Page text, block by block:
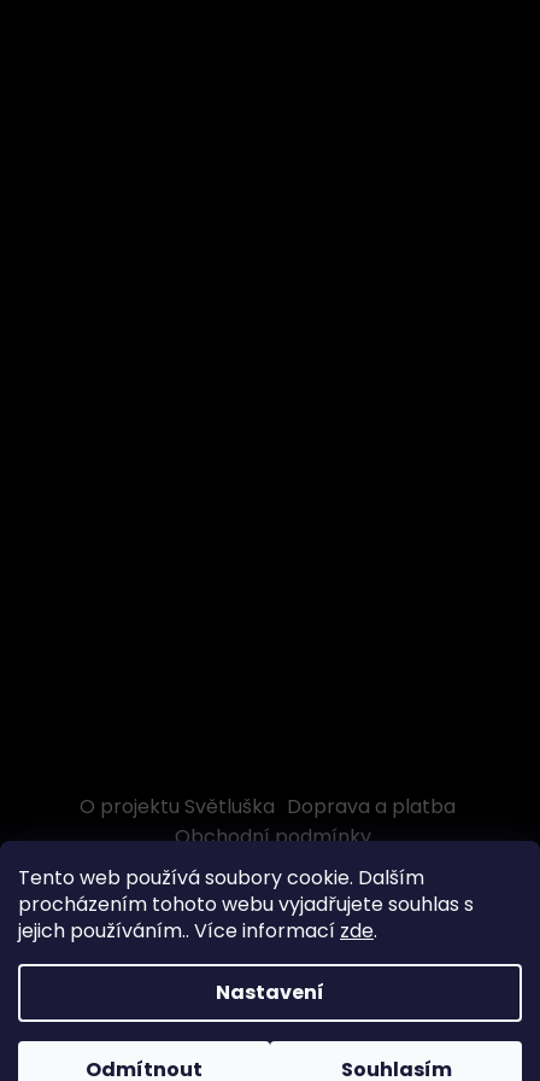
Tento web používá soubory cookie. Dalším
procházením tohoto webu vyjadřujete souhlas s
jejich používáním.. Více informací zde.
Nastavení
Odmítnout Souhlasím
O projektu Světluška Doprava a platba
Obchodní podmínky
Vytvořil Shoptet
Copyright 2026Světluška e-shop. Všechna práva